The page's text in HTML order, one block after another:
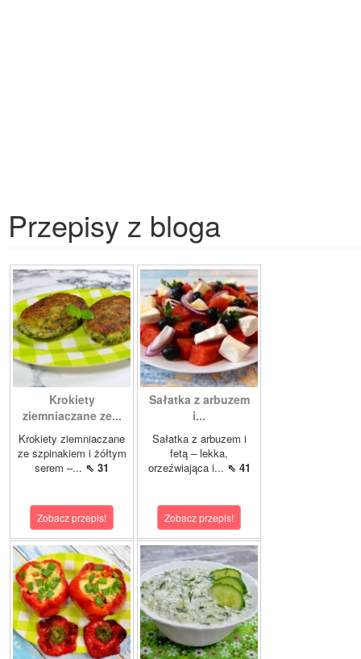
Przepisy z bloga
Krokiety
ziemniaczane ze...
Krokiety ziemniaczane
ze szpinakiem i żółtym
serem –... ⇖ 31
Zobacz przepis!
Sałatka z arbuzem
i...
Sałatka z arbuzem i
fetą – lekka,
orzeźwiająca i... ⇖ 41
Zobacz przepis!